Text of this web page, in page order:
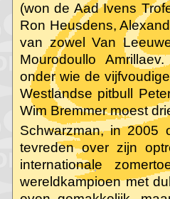
(won de Aad Ivens
Ron Heusdens,
van zowel Van
Mourodoullo
onder wie de
Westlandse pitbull
Wim Bremmer moest
Schwarzman, in
tevreden over zijn
internationale
wereldkampioen met